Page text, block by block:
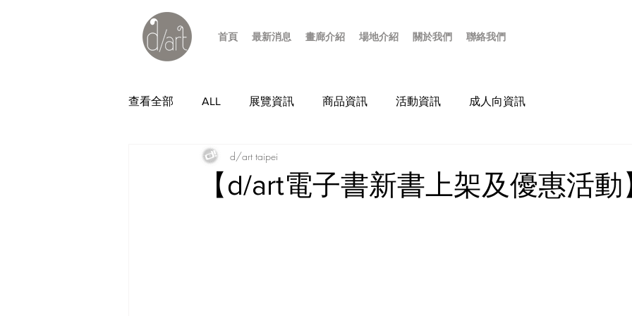
首頁 最新消息 畫廊介紹 場地介紹 關於我們 聯絡我們
查看全部 ALL 展覽資訊 商品資訊 活動資訊 成人向資訊
【d/art電子書新書上架及優惠活動
d/art taipei